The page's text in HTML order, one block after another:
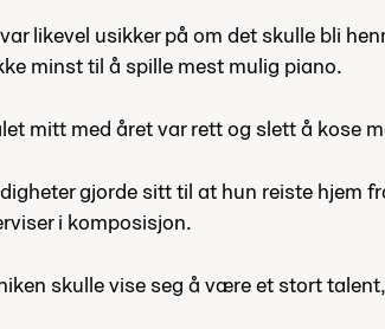
likevel usikker på om det skulle bli
minst til å spille mest mulig piano.
mitt med året var rett og slett å kose
gjorde sitt til at hun reiste hjem
i komposisjon.
skulle vise seg å være et stort